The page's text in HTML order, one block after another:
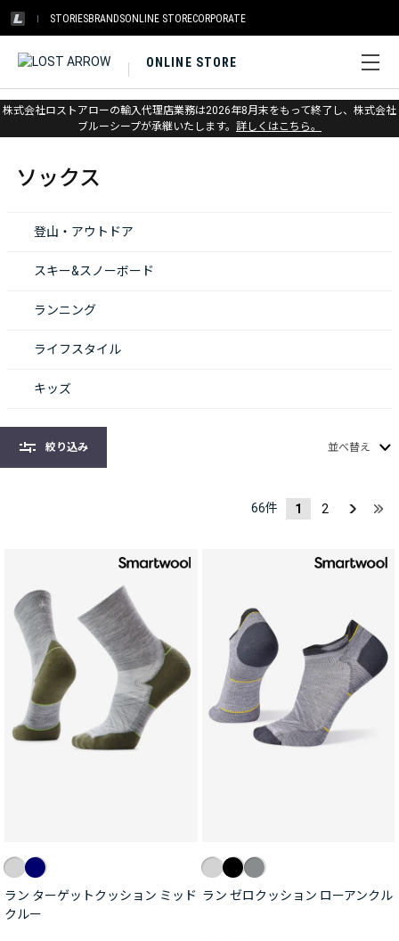
STORIESBRANDSONLINE STORECORPORATE
ONLINE STORE
株式会社ロストアローの輸入代理店業務は2026年8月末をもって終了し、株式会社
ブルーシープが承継いたします。 詳しくはこちら。
ホーム > ソックス
ソックス
絞り込み 並べ替え
66件 1 2
ラン ターゲットクッション ミッド
クルー
ラン ゼロクッション ローアンクル
登山・アウトドア
スキー&スノーボード
ランニング
ライフスタイル
キッズ